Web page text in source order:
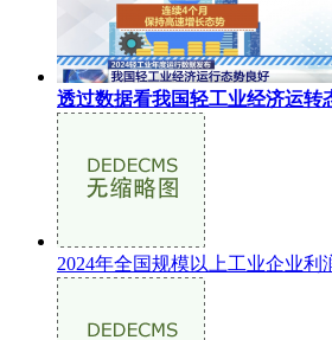
透过数据看我国轻工业经济运转
2024年全国规模以上工业企业利